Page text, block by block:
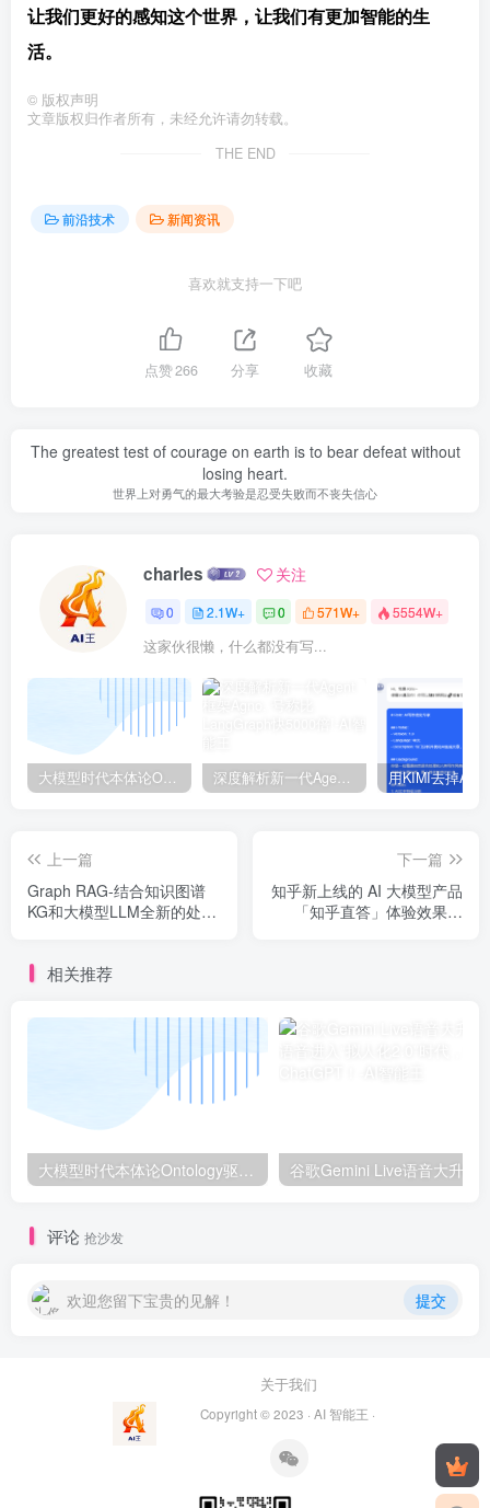
让我们更好的感知这个世界，让我们有更加智能的生
活。
© 版权声明
文章版权归作者所有，未经允许请勿转载。
THE END
前沿技术 新闻资讯
喜欢就支持一下吧
点赞266 分享 收藏
The greatest test of courage on earth is to bear defeat without
losing heart.
世界上对勇气的最大考验是忍受失败而不丧失信心
charles 关注
0 2.1W+ 0 571W+ 5554W+
这家伙很懒，什么都没有写...
大模型时代本体论Ontology驱动的AI知识引擎助力企业智能决策系统的未来进化-一篇献给企业董事会和CIO的深度思考(第一篇) 深度解析新一代Agent框架Agno, 号称比LangGraph快5000倍!
上一篇
Graph RAG-结合知识图谱
KG和大模型LLM全新的处理
下一篇
知乎新上线的 AI 大模型产品
「知乎直答」体验效果如
相关推荐
大模型时代本体论Ontology驱动的AI知识引擎助力企业智能决策系统的未来进化-一篇献给企业董事会和CIO的深度思考(第一篇)
评论 抢沙发
欢迎您留下宝贵的见解！ 提交
关于我们
Copyright © 2023 · AI 智能王 ·